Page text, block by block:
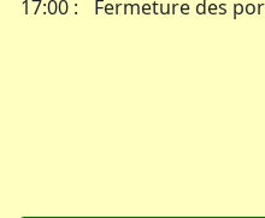
17:00 : Fermeture des